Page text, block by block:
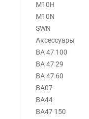
M10H
M10N
SWN
Аксессуары
ВА 47 100
ВА 47 29
ВА 47 60
ВА07
ВА44
ВА47 150